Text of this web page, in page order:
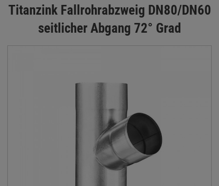
Titanzink Fallrohrabzweig DN80/DN60
seitlicher Abgang 72° Grad